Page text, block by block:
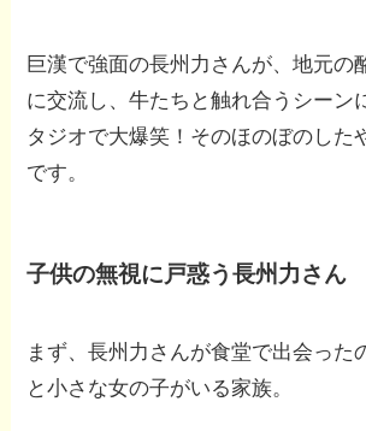
巨漢で強面の長州力さんが、地元の
に交流し、牛たちと触れ合うシーン
タジオで大爆笑！そのほのぼのした
です。
子供の無視に戸惑う長州力さん
まず、長州力さんが食堂で出会った
と小さな女の子がいる家族。